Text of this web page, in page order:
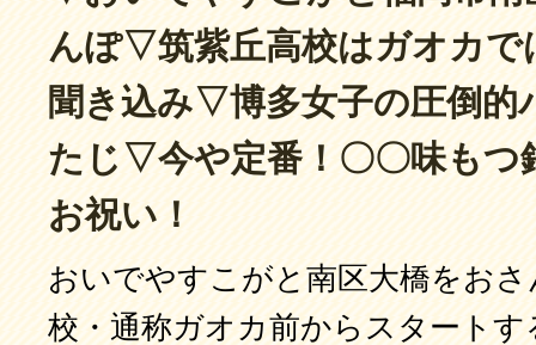
んぽ▽筑紫丘高校はガオカで
聞き込み▽博多女子の圧倒的
たじ▽今や定番！〇〇味もつ
お祝い！
おいでやすこがと南区大橋をお
校・通称ガオカ前からスタート